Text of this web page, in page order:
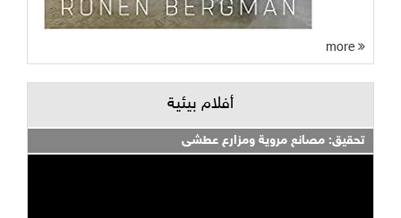
أفلام بيئية
تحقيق: مصانع مروية ومزارع عطشى